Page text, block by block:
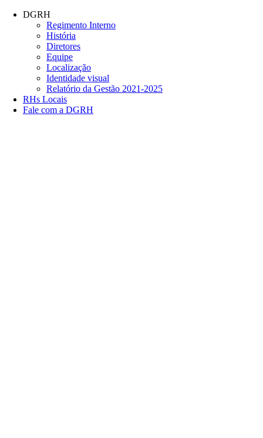
Conteúdo principal
DGRH
Regimento Interno
História
Diretores
Equipe
Localização
Identidade visual
Relatório da Gestão 2021-2025
RHs Locais
Fale com a DGRH